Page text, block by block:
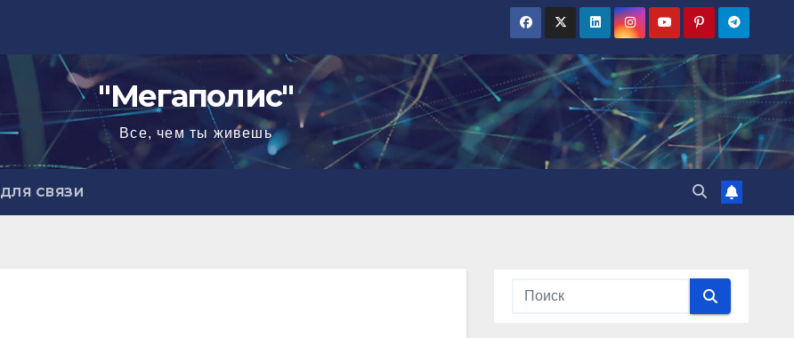
"Мегаполис"
Все, чем ты живешь
ДЛЯ СВЯЗИ